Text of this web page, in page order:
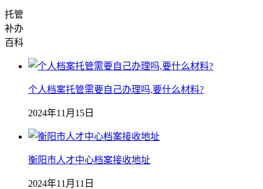
托管
补办
百科
个人档案托管需要自己办理吗,要什么材料?
2024年11月15日
衡阳市人才中心档案接收地址
2024年11月11日